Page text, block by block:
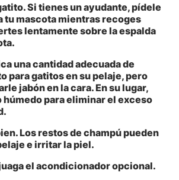
. Si tienes un ayudante, pídele
tu mascota mientras recoges
lentamente sobre la espalda
una cantidad adecuada de
para gatitos en su pelaje, pero
jabón en la cara. En su lugar,
húmedo para eliminar el exceso
. Los restos de champú pueden
e irritar la piel.
el acondicionador opcional.